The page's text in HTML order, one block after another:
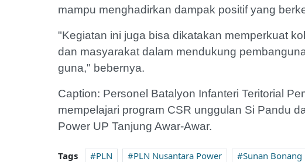
mampu menghadirkan dampak positif yang
"Kegiatan ini juga bisa dikatakan memperkuat
dan masyarakat dalam mendukung
guna," bebernya.
Caption: Personel Batalyon Infanteri Teritorial
mempelajari program CSR unggulan Si Pandu
Power UP Tanjung Awar-Awar.
Tags PLN PLN Nusantara Power Sunan Bonang